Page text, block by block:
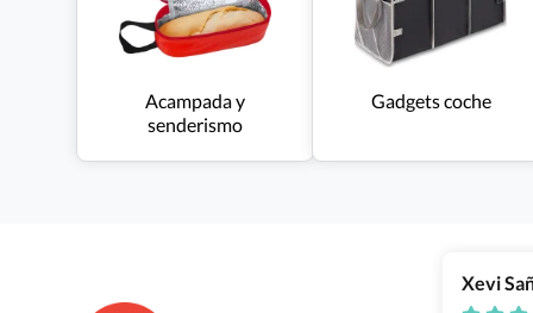
Acampada y
senderismo
Gadgets coche
Xevi